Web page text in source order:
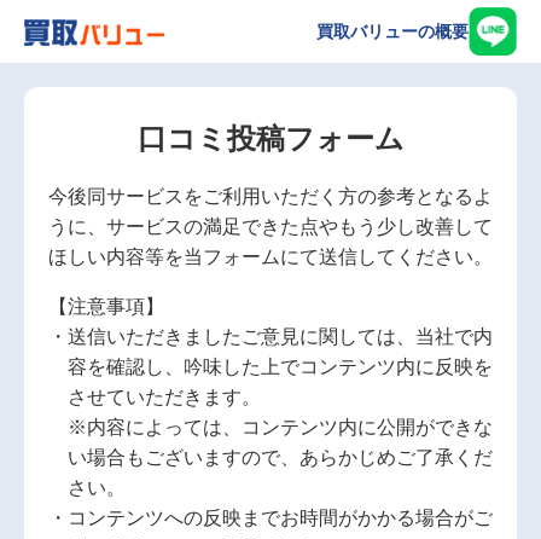
買取バリューの概要
口コミ投稿フォーム
今後同サービスをご利用いただく方の参考となるよ
うに、サービスの満足できた点やもう少し改善して
ほしい内容等を当フォームにて送信してください。
【注意事項】
送信いただきましたご意見に関しては、当社で内
容を確認し、吟味した上でコンテンツ内に反映を
させていただきます。
※内容によっては、コンテンツ内に公開ができな
い場合もございますので、あらかじめご了承くだ
さい。
コンテンツへの反映までお時間がかかる場合がご